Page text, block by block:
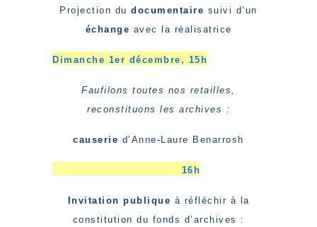
Projection dudocumentaire suivi d’un
échange avec la réalisatrice
Dimanche 1er décembre, 15h
Faufilons toutes nos retailles,
reconstituons les archives :
causerie d’Anne-Laure Benarrosh
16h
Invitation publique à réfléchir à la
constitution du fonds d’archives :